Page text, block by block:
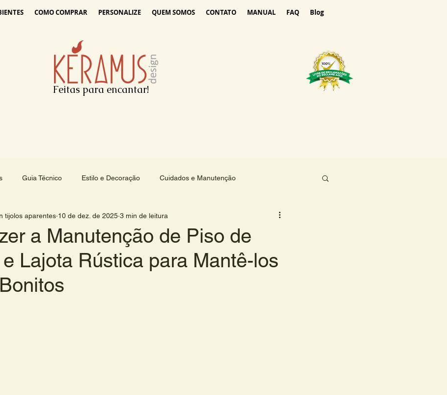
COMO COMPRAR PERSONALIZE QUEM SOMOS CONTATO MANUAL FAQ Blog
Feitas para encantar!
Guia Técnico Estilo e Decoração Cuidados e Manutenção
a Manutenção de Piso de
Lajota Rústica para Mantê-los
tijolos aparentes 10 de dez. de 2025 3 min de leitura
de 5 estrelas.